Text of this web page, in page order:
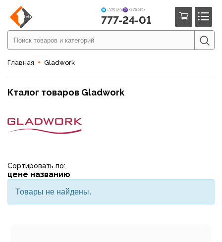
+375 (29) +375 (44)
777-24-01
Главная Gladwork
Кталог товаров Gladwork
Сортировать по:
цене названию
Товары не найдены.